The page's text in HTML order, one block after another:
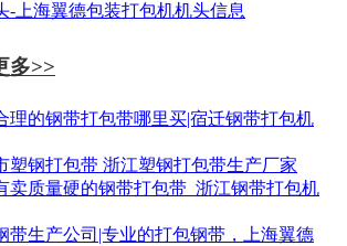
-上海翼德包装打包机机头信息
多>>
理的钢带打包带哪里买|宿迁钢带打包机
塑钢打包带 浙江塑钢打包带生产厂家
卖质量硬的钢带打包带_浙江钢带打包机
带生产公司|专业的打包钢带，上海翼德